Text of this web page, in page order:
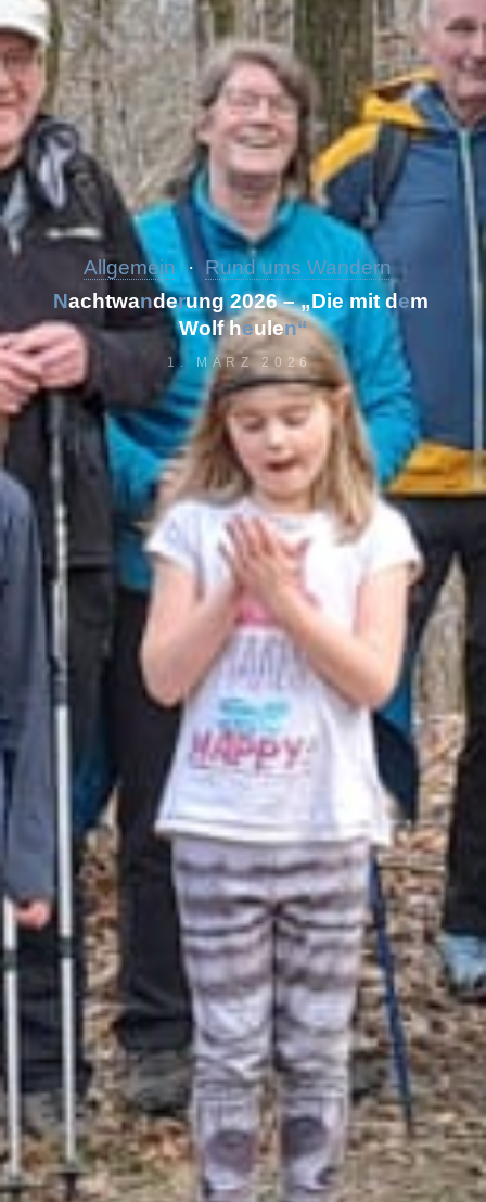
Allgemein
Rund ums Wandern
Nachtwanderung 2026 – „Die mit dem
Wolf heulen“
1. MÄRZ 2026